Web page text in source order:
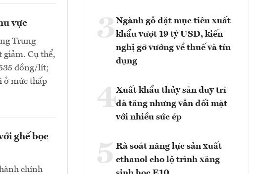
vực
Trung
giảm. Cụ thể,
đồng/lít;
ở mức thấp
ghế bọc
chính
3 Ngành gỗ đặt mục tiêu xuất
khẩu vượt 19 tỷ USD, kiến
nghị gỡ vướng về thuế và tín
dụng
4Xuất khẩu thủy sản duy trì
đà tăng nhưng vẫn đối mặt
với nhiều sức ép
5 Rà soát năng lực sản xuất
ethanol cho lộ trình xăng